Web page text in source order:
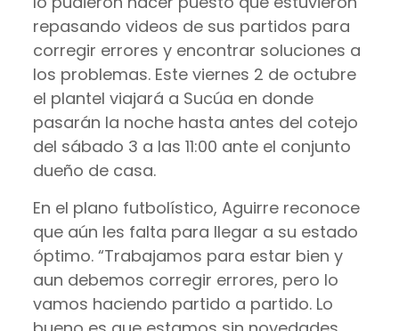
repasando videos de sus partidos para
corregir errores y encontrar soluciones a
los problemas. Este viernes 2 de octubre
el plantel viajará a Sucúa en donde
pasarán la noche hasta antes del cotejo
del sábado 3 a las 11:00 ante el conjunto
dueño de casa.
En el plano futbolístico, Aguirre reconoce
que aún les falta para llegar a su estado
óptimo. “Trabajamos para estar bien y
aun debemos corregir errores, pero lo
vamos haciendo partido a partido. Lo